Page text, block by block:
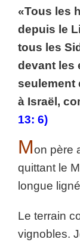
«Tous les
depuis le
tous les
devant les
seulement
à Israël,
13: 6)
Mon père
quittant le
longue
Le terrain
vignobles.